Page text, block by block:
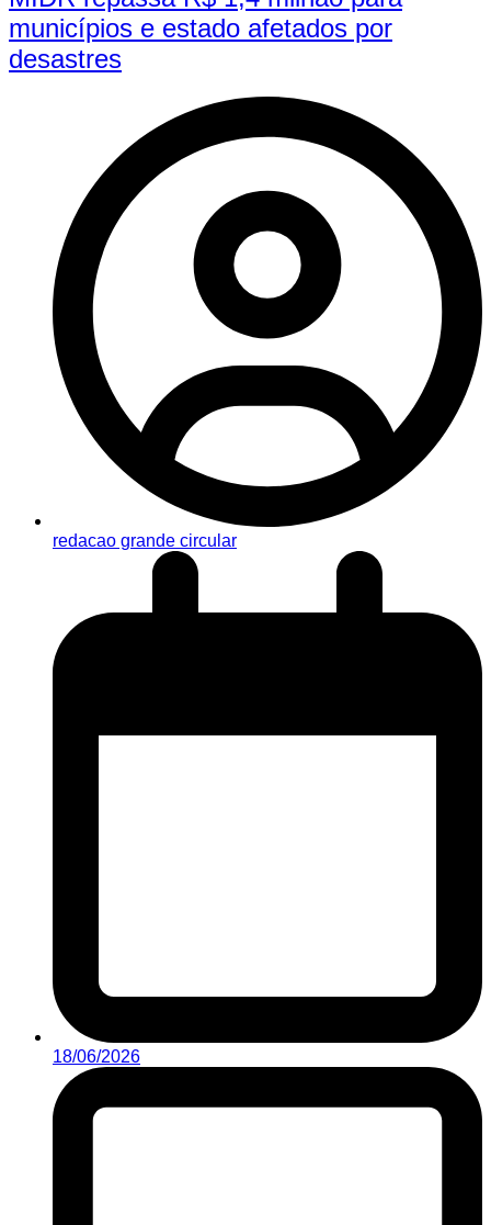
municípios e estado afetados por
desastres
redacao grande circular
18/06/2026